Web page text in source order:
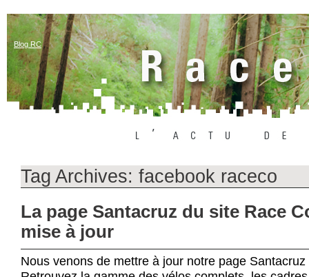
Blog RC
Tag Archives: facebook raceco
La page Santacruz du site Race
mise à jour
Nous venons de mettre à jour notre page